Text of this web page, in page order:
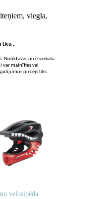
viegla,
Noliktavas un e-veikala
var mainīties vai
pircējs tiks
velosipēda